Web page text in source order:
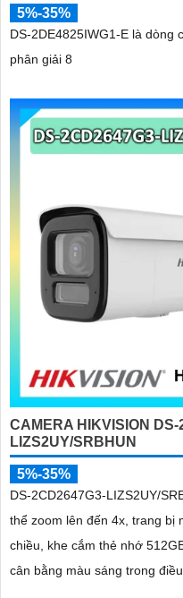
5%-35%
DS-2DE4825IWG1-E là dòng
phân giải 8
CAMERA HIKVISION DS-
LIZS2UY/SRBHUN
5%-35%
DS-2CD2647G3-LIZS2UY/
thể zoom lên đến 4x, trang bị
chiều, khe cắm thẻ nhớ
cân bằng màu sáng trong